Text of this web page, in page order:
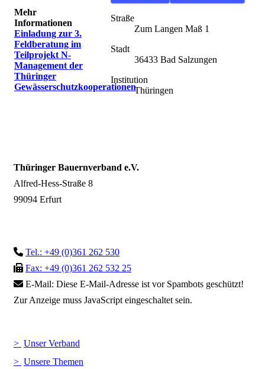
Mehr
Informationen
Einladung zur 3.
Feldberatung im
Teilprojekt N-
Management der
Thüringer
Gewässerschutzkooperationen
Straße
Zum Langen Maß 1
Stadt
36433 Bad Salzungen
Institution
Thüringen
Thüringer Bauernverband e.V.
Alfred-Hess-Straße 8
99094 Erfurt
Tel.: +49 (0)361 262 530
Fax: +49 (0)361 262 532 25
E-Mail: Diese E-Mail-Adresse ist vor Spambots geschützt!
Zur Anzeige muss JavaScript eingeschaltet sein.
Unser Verband
Unsere Themen